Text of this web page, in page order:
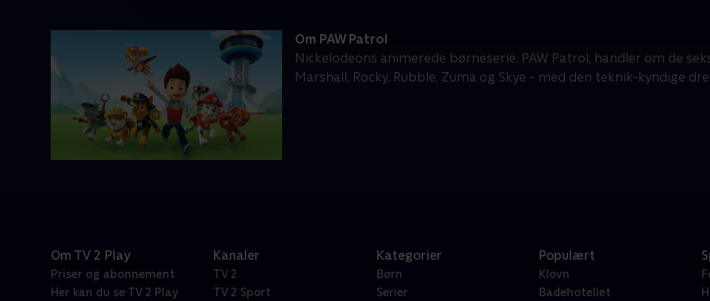
Om PAW Patrol
Nickelodeons animerede børneserie, PAW Patrol, handler om de
Marshall, Rocky, Rubble, Zuma og Skye - med den teknik-kyndige
Om TV 2 Play
Priser og abonnement
Her kan du se TV 2 Play
Kanaler
TV 2
TV 2 Sport
Kategorier
Børn
Serier
Populært
Klovn
Badehotellet